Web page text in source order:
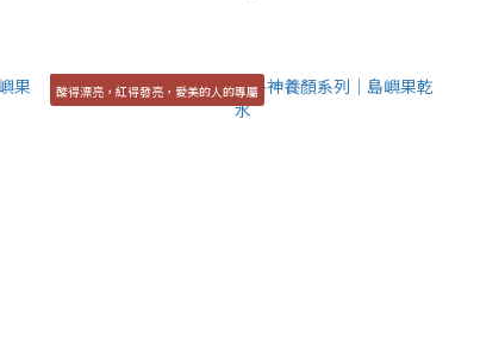
酸得漂亮，紅得發亮，愛美的人的專屬